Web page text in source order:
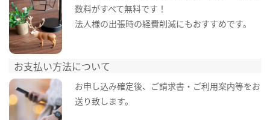
数料がすべて無料です！
法人様の出張時の経費削減にもおすすめです。
お支払い方法について
お申し込み確定後、ご請求書・ご利用案内等をお
送り致します。